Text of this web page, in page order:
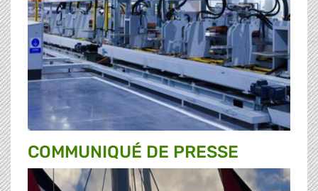
COMMUNIQUÉ DE PRESSE